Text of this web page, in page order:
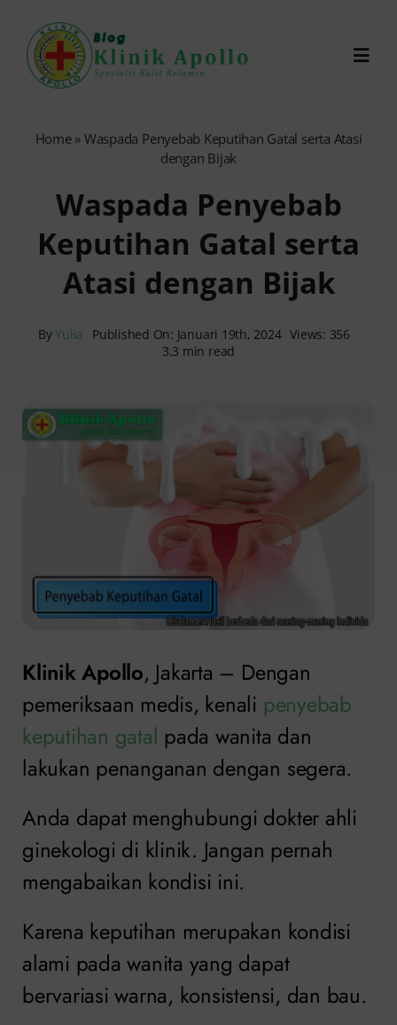
content
Reservasi Online
Search
Home» Waspada Penyebab Keputihan Gatal serta Atasi
dengan Bijak
Waspada Penyebab
Keputihan Gatal serta
Atasi dengan Bijak
ByYulia Published On: Januari 19th, 2024 Views: 356
3.3 min read
Klinik Apollo, Jakarta – Dengan
pemeriksaan medis, kenali penyebab
keputihan gatal pada wanita dan
lakukan penanganan dengan segera.
Anda dapat menghubungi dokter ahli
ginekologi di klinik. Jangan pernah
mengabaikan kondisi ini.
Karena keputihan merupakan kondisi
alami pada wanita yang dapat
bervariasi warna, konsistensi, dan bau.